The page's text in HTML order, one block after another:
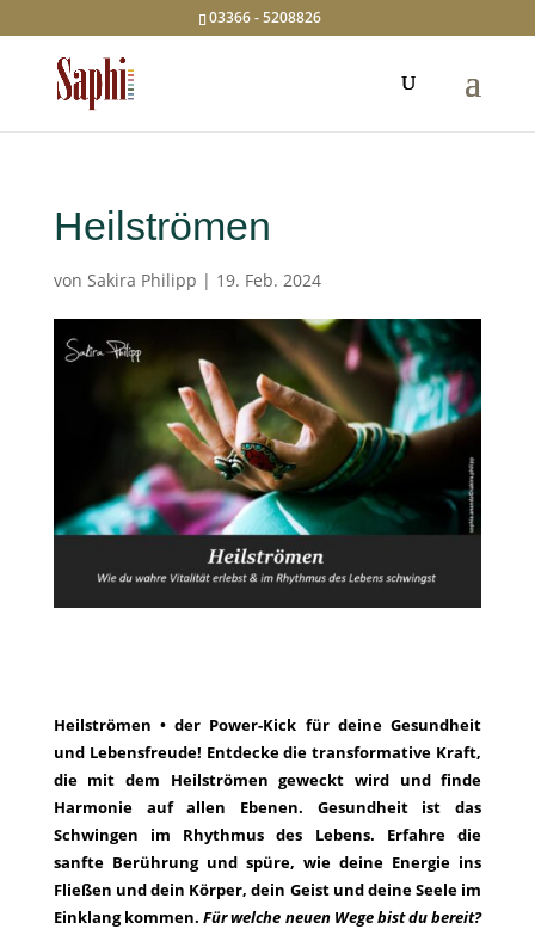
03366 - 5208826
Heilströmen
von Sakira Philipp | 19. Feb. 2024
Heilströmen • der Power-Kick für deine Gesundheit
und Lebensfreude! Entdecke die transformative Kraft,
die mit dem Heilströmen geweckt wird und finde
Harmonie auf allen Ebenen. Gesundheit ist das
Schwingen im Rhythmus des Lebens. Erfahre die
sanfte Berührung und spüre, wie deine Energie ins
Fließen und dein Körper, dein Geist und deine Seele im
Einklang kommen.Für welche neuen Wege bist du bereit?